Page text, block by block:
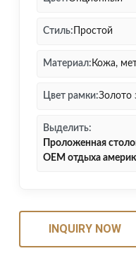
Стиль: Простой
Материал: Кожа,
Цвет рамки:Золото
Выделить:
Проложенная
OEM отдыха
INQUIRY NOW